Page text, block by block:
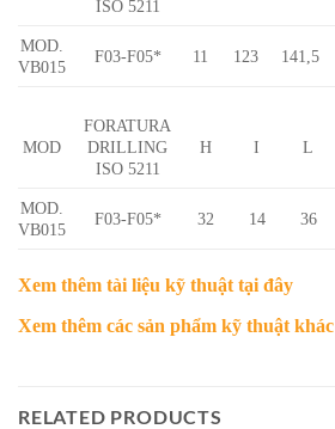
ISO 5211
MOD.
VB015
F03-F05* 11 123 141,5
MOD
FORATURA
DRILLING
ISO 5211
H I L
MOD.
VB015
F03-F05* 32 14 36
Xem thêm tài liệu kỹ thuật tại đây
Xem thêm các sản phẩm kỹ thuật khác
RELATED PRODUCTS